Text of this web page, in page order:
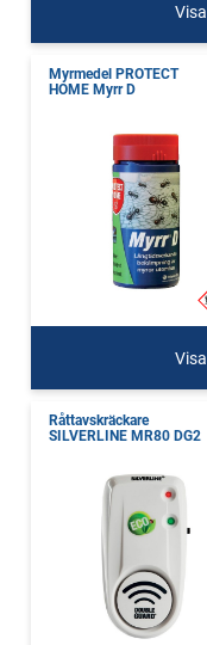
Visa
Myrmedel PROTECT
HOME Myrr D
Visa
Råttavskräckare
SILVERLINE MR80 DG2